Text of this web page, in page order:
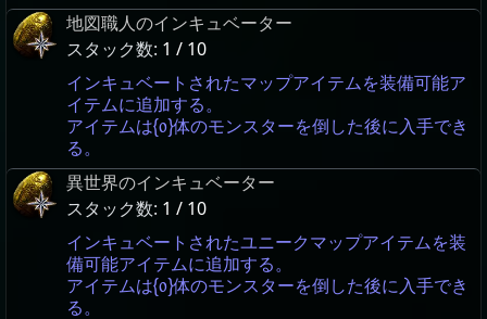
地図職人のインキュベーター
スタック数: 1 / 10
インキュベートされたマップアイテムを装備可能ア
イテムに追加する。
アイテムは{0}体のモンスターを倒した後に入手でき
る。
異世界のインキュベーター
スタック数: 1 / 10
インキュベートされたユニークマップアイテムを装
備可能アイテムに追加する。
アイテムは{0}体のモンスターを倒した後に入手でき
る。